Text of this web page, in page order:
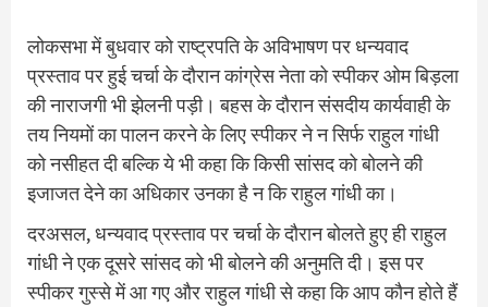
लोकसभा में बुधवार को राष्‍ट्रपति के अविभाषण पर धन्‍यवाद
प्रस्‍ताव पर हुई चर्चा के दौरान कांग्रेस नेता को स्‍पीकर ओम बिड़ला
की नाराजगी भी झेलनी पड़ी। बहस के दौरान संसदीय कार्यवाही के
तय नियमों का पालन करने के लिए स्‍पीकर ने न सिर्फ राहुल गांधी
को नसीहत दी बल्कि ये भी कहा कि किसी सांसद को बोलने की
इजाजत देने का अधिकार उनका है न कि राहुल गांधी का।
दरअसल, धन्‍यवाद प्रस्‍ताव पर चर्चा के दौरान बोलते हुए ही राहुल
गांधी ने एक दूसरे सांसद को भी बोलने की अनुमति दी। इस पर
स्‍पीकर गुस्‍से में आ गए और राहुल गांधी से कहा कि आप कौन होते हैं